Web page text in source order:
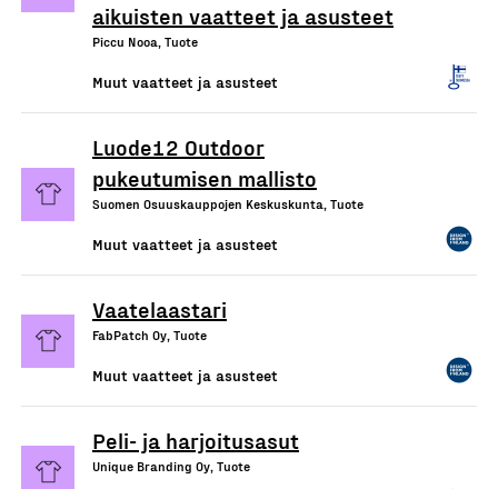
aikuisten vaatteet ja asusteet
Piccu Nooa, Tuote
Muut vaatteet ja asusteet
Luode12 Outdoor
pukeutumisen mallisto
Suomen Osuuskauppojen Keskuskunta, Tuote
Muut vaatteet ja asusteet
Vaatelaastari
FabPatch Oy, Tuote
Muut vaatteet ja asusteet
Peli- ja harjoitusasut
Unique Branding Oy, Tuote